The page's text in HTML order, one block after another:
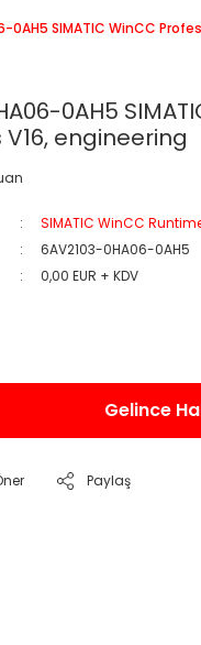
0AH5 SIMATIC WinCC
0AH5
engineering
SIMATIC WinCC
6AV2103-0HA06-0AH5
0,00 EUR + KDV
Gelince
Paylaş